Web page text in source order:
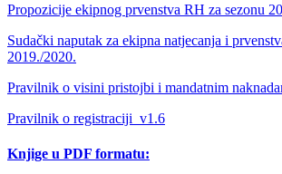
Propozicije ekipnog prvenstva RH za sezonu
Sudački naputak za ekipna natjecanja i
2019./2020.
Pravilnik o visini pristojbi i mandatnim
Pravilnik o registraciji_v1.6
Knjige u PDF formatu: